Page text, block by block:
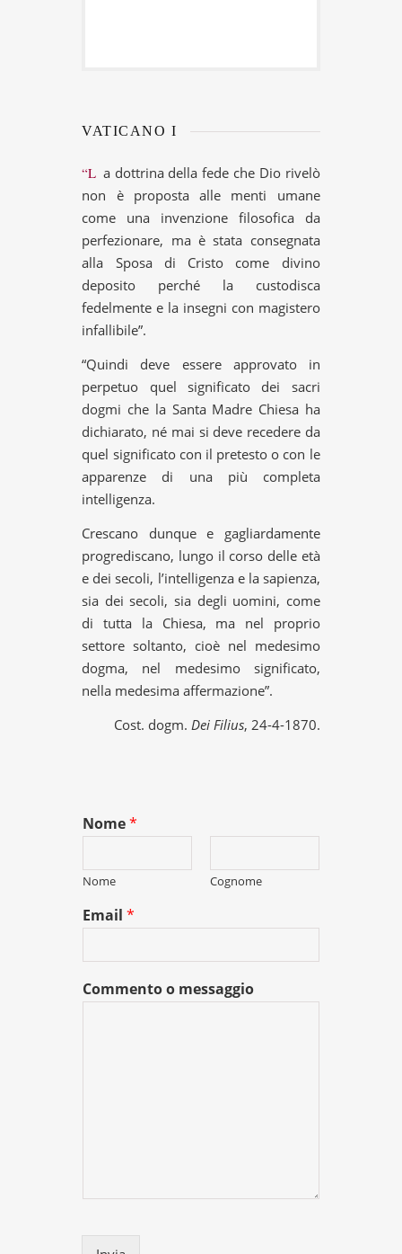
VATICANO I
“La dottrina della fede che Dio rivelò
non è proposta alle menti umane
come una invenzione filosofica da
perfezionare, ma è stata consegnata
alla Sposa di Cristo come divino
deposito perché la custodisca
fedelmente e la insegni con magistero
infallibile”.
“Quindi deve essere approvato in
perpetuo quel significato dei sacri
dogmi che la Santa Madre Chiesa ha
dichiarato, né mai si deve recedere da
quel significato con il pretesto o con le
apparenze di una più completa
intelligenza.
Crescano dunque e gagliardamente
progrediscano, lungo il corso delle età
e dei secoli, l’intelligenza e la sapienza,
sia dei secoli, sia degli uomini, come
di tutta la Chiesa, ma nel proprio
settore soltanto, cioè nel medesimo
dogma, nel medesimo significato,
nella medesima affermazione”.
Cost. dogm. Dei Filius, 24-4-1870.
Nome*
Nome Cognome
Email*
Commento o messaggio